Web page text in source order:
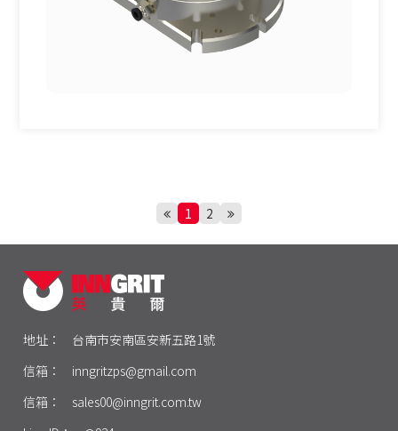
1 2
地址：
台南市安南區安新五路1號
信箱：
inngritzps@gmail.com
信箱：
sales00@inngrit.com.tw